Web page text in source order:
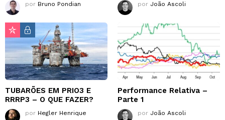
por Bruno Pondian por João Ascoli
TUBARÕES EM PRIO3 E
RRRP3 – O QUE FAZER?
por Hegler Henrique
Performance Relativa –
Parte 1
por João Ascoli